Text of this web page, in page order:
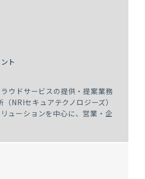
ト
ウドサービスの提供・提案業務
NRIセキュアテクノロジーズ）
ューションを中心に、営業・企